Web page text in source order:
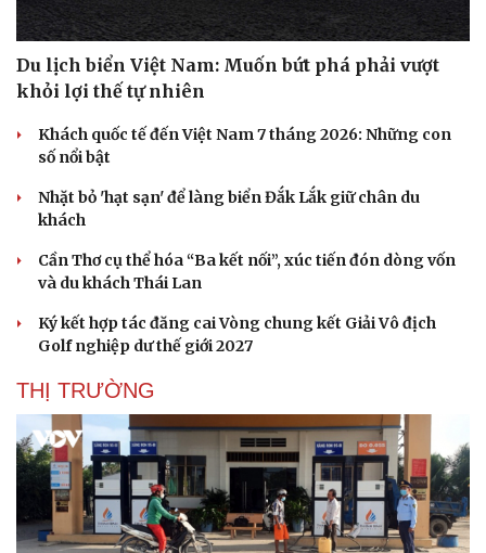
Du lịch biển Việt Nam: Muốn bứt phá phải vượt
khỏi lợi thế tự nhiên
Khách quốc tế đến Việt Nam 7 tháng 2026: Những con
số nổi bật
Nhặt bỏ 'hạt sạn' để làng biển Đắk Lắk giữ chân du
khách
Cần Thơ cụ thể hóa “Ba kết nối”, xúc tiến đón dòng vốn
và du khách Thái Lan
Ký kết hợp tác đăng cai Vòng chung kết Giải Vô địch
Golf nghiệp dư thế giới 2027
THỊ TRƯỜNG